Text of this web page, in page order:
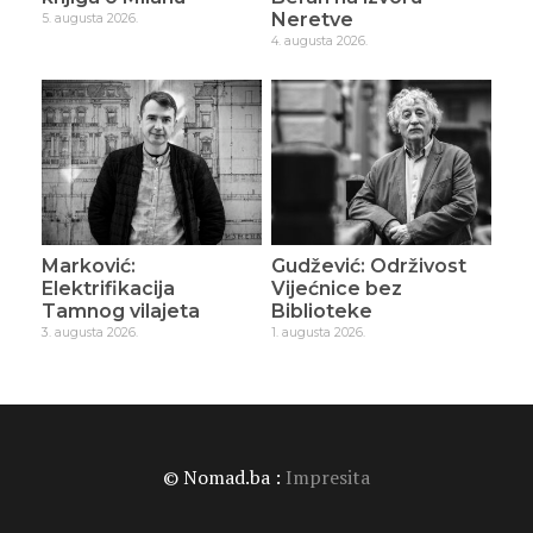
5. augusta 2026.
Neretve
4. augusta 2026.
Marković:
Elektrifikacija
Tamnog vilajeta
3. augusta 2026.
Gudžević: Održivost
Vijećnice bez
Biblioteke
1. augusta 2026.
© Nomad.ba : Impresita